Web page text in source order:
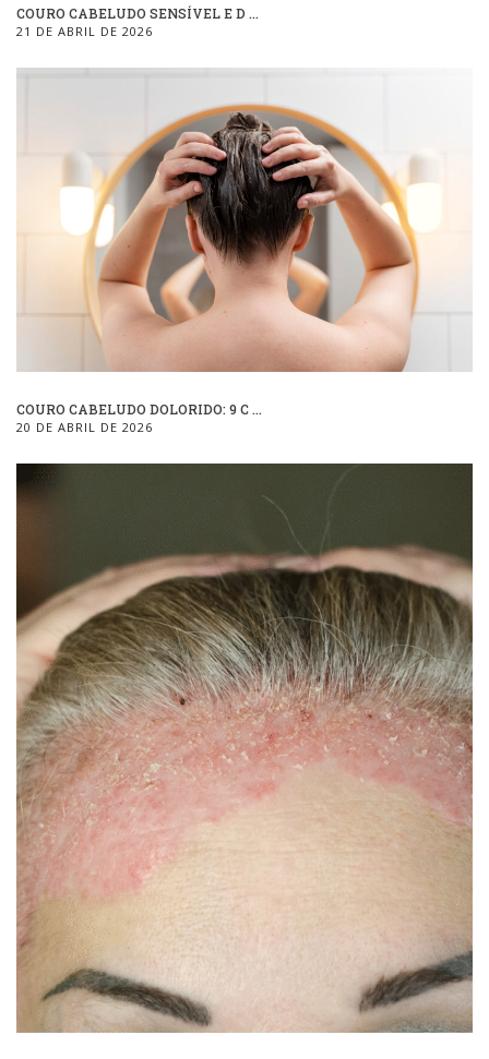
COURO CABELUDO SENSÍVEL E D ...
21 DE ABRIL DE 2026
COURO CABELUDO DOLORIDO: 9 C ...
20 DE ABRIL DE 2026